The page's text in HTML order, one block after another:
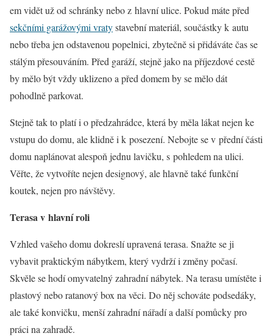
em vidět už od schránky nebo z hlavní ulice. Pokud máte před
sekčními garážovými vratystavební materiál, součástky k autu
nebo třeba jen odstavenou popelnici, zbytečně si přidáváte čas se
stálým přesouváním. Před garáží, stejně jako na příjezdové cestě
by mělo být vždy uklizeno a před domem by se mělo dát
pohodlně parkovat.
Stejně tak to platí i o předzahrádce, která by měla lákat nejen ke
vstupu do domu, ale klidně i k posezení. Nebojte se v přední části
domu naplánovat alespoň jednu lavičku, s pohledem na ulici.
Věřte, že vytvoříte nejen designový, ale hlavně také funkční
koutek, nejen pro návštěvy.
Terasa v hlavní roli
Vzhled vašeho domu dokreslí upravená terasa. Snažte se ji
vybavit praktickým nábytkem, který vydrží i změny počasí.
Skvěle se hodí omyvatelný zahradní nábytek. Na terasu umístěte i
plastový nebo ratanový box na věci. Do něj schováte podsedáky,
ale také konvičku, menší zahradní nářadí a další pomůcky pro
práci na zahradě.